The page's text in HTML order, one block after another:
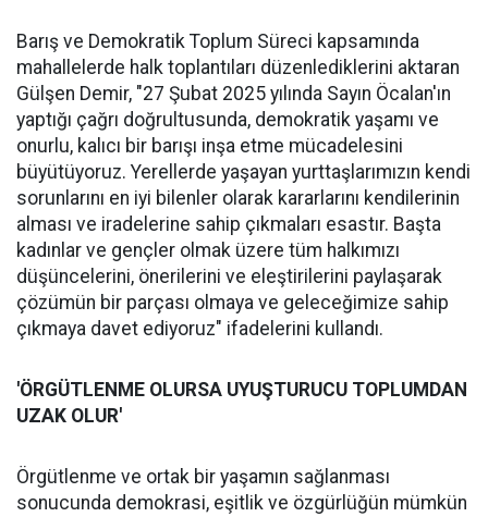
Barış ve Demokratik Toplum Süreci kapsamında
mahallelerde halk toplantıları düzenlediklerini aktaran
Gülşen Demir, "27 Şubat 2025 yılında Sayın Öcalan'ın
yaptığı çağrı doğrultusunda, demokratik yaşamı ve
onurlu, kalıcı bir barışı inşa etme mücadelesini
büyütüyoruz. Yerellerde yaşayan yurttaşlarımızın kendi
sorunlarını en iyi bilenler olarak kararlarını kendilerinin
alması ve iradelerine sahip çıkmaları esastır. Başta
kadınlar ve gençler olmak üzere tüm halkımızı
düşüncelerini, önerilerini ve eleştirilerini paylaşarak
çözümün bir parçası olmaya ve geleceğimize sahip
çıkmaya davet ediyoruz" ifadelerini kullandı.
'ÖRGÜTLENME OLURSA UYUŞTURUCU TOPLUMDAN
UZAK OLUR'
Örgütlenme ve ortak bir yaşamın sağlanması
sonucunda demokrasi, eşitlik ve özgürlüğün mümkün